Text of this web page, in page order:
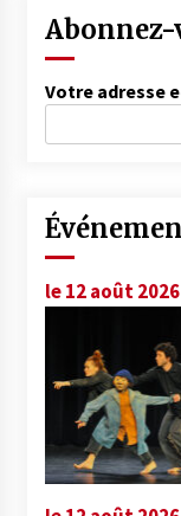
Abonnez-
Votre adresse
le 12 août